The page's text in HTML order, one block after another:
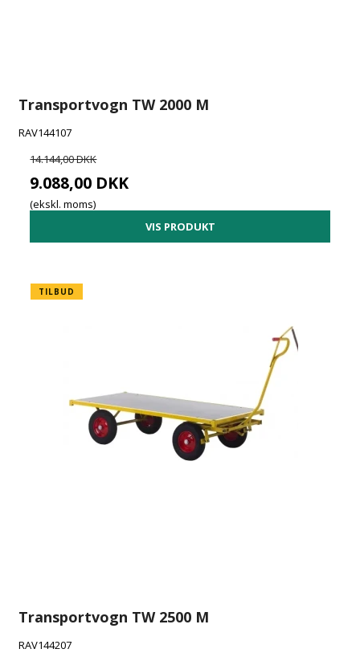
Transportvogn TW 2000 M
RAV144107
14.144,00 DKK
9.088,00 DKK
(ekskl. moms)
VIS PRODUKT
TILBUD
Transportvogn TW 2500 M
RAV144207